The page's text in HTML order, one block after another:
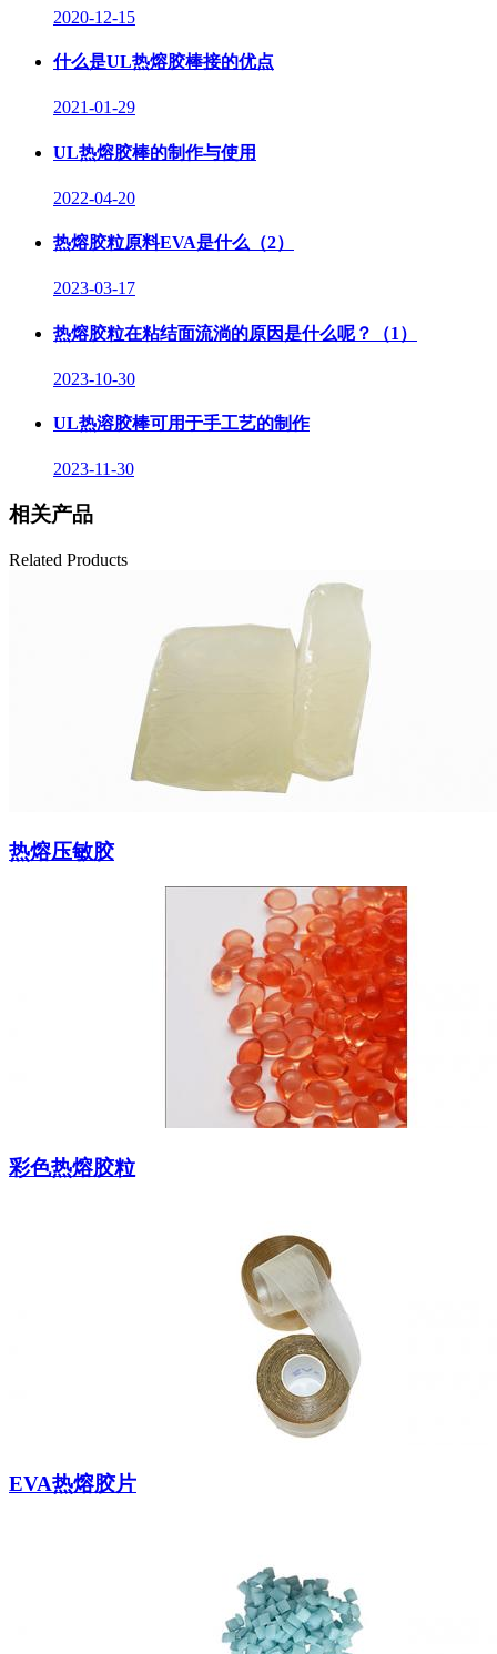
2020-12-15
什么是UL热熔胶棒接的优点
2021-01-29
​UL热熔胶棒的制作与使用
2022-04-20
热熔胶粒原料EVA是什么（2）
2023-03-17
热熔胶粒在粘结面流淌的原因是什么呢？（1）
2023-10-30
UL热溶胶棒可用于手工艺的制作
2023-11-30
相关产品
Related Products
热熔压敏胶
彩色热熔胶粒
EVA热熔胶片